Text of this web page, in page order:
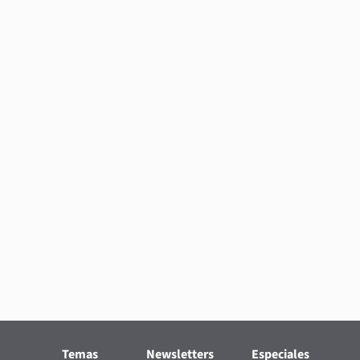
Temas Newsletters Especiales